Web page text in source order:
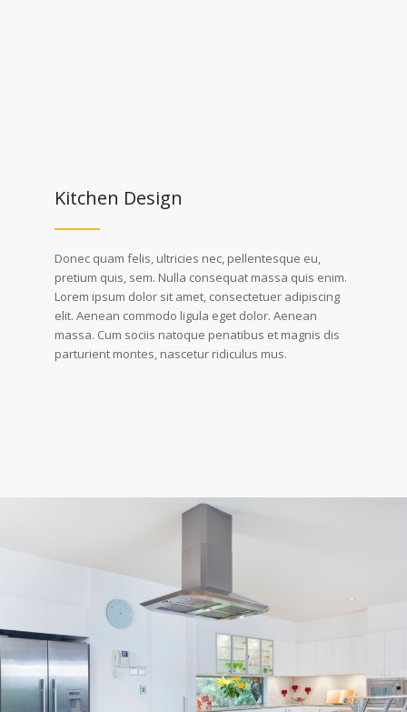
Kitchen Design
Donec quam felis, ultricies nec, pellentesque eu,
pretium quis, sem. Nulla consequat massa quis enim.
Lorem ipsum dolor sit amet, consectetuer adipiscing
elit. Aenean commodo ligula eget dolor. Aenean
massa. Cum sociis natoque penatibus et magnis dis
parturient montes, nascetur ridiculus mus.